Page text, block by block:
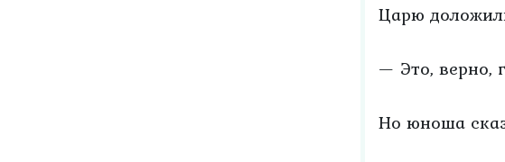
Царю
— Это, верно,
Но юноша